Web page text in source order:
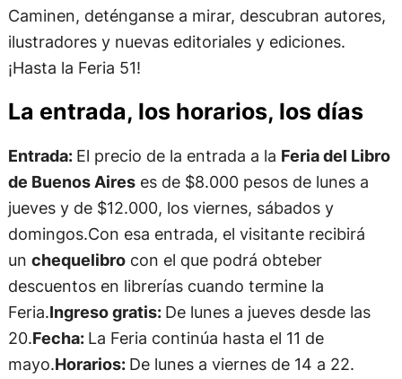
Caminen, deténganse a mirar, descubran autores,
ilustradores y nuevas editoriales y ediciones.
¡Hasta la Feria 51!
La entrada, los horarios, los días
Entrada: El precio de la entrada a la Feria del Libro
de Buenos Aireses de $8.000 pesos de lunes a
jueves y de $12.000, los viernes, sábados y
domingos.Con esa entrada, el visitante recibirá
un chequelibrocon el que podrá obteber
descuentos en librerías cuando termine la
Feria.Ingreso gratis: De lunes a jueves desde las
20.Fecha: La Feria continúa hasta el 11 de
mayo.Horarios: De lunes a viernes de 14 a 22.